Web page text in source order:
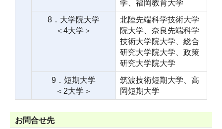
学、福岡教育大学
8．大学院大学
＜4大学＞
北陸先端科学技術大学
院大学、奈良先端科学
技術大学院大学、総合
研究大学院大学、政策
研究大学院大学
9．短期大学
＜2大学＞
筑波技術短期大学、高
岡短期大学
お問合せ先